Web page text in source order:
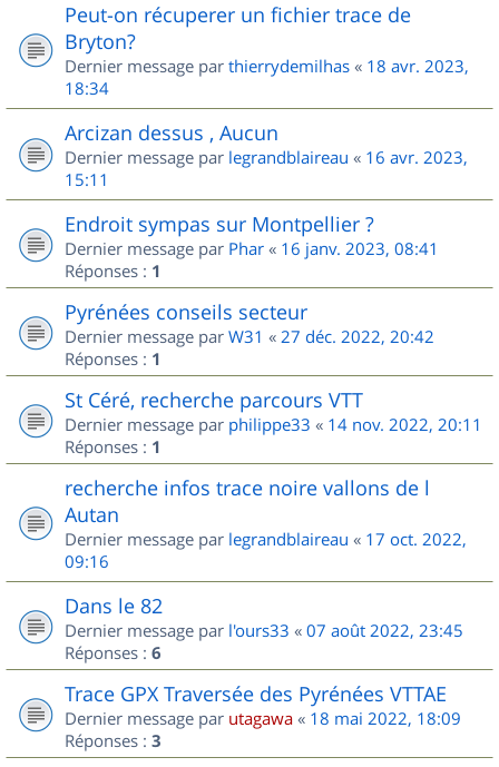
Peut-on récuperer un fichier trace de
Bryton?
Dernier message par thierrydemilhas « 18 avr. 2023,
18:34
Arcizan dessus , Aucun
Dernier message par legrandblaireau « 16 avr. 2023,
15:11
Endroit sympas sur Montpellier ?
Dernier message par Phar « 16 janv. 2023, 08:41
Réponses : 1
Pyrénées conseils secteur
Dernier message par W31 « 27 déc. 2022, 20:42
Réponses : 1
St Céré, recherche parcours VTT
Dernier message par philippe33 « 14 nov. 2022, 20:11
Réponses : 1
recherche infos trace noire vallons de l
Autan
Dernier message par legrandblaireau « 17 oct. 2022,
09:16
Dans le 82
Dernier message par l'ours33 « 07 août 2022, 23:45
Réponses : 6
Trace GPX Traversée des Pyrénées VTTAE
Dernier message par utagawa « 18 mai 2022, 18:09
Réponses : 3